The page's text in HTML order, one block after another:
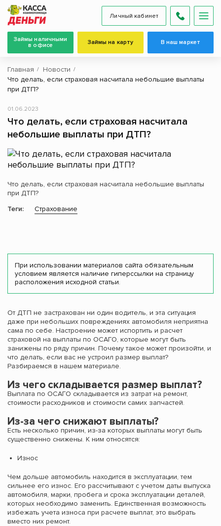
Личный кабинет
Займы наличными
в офисе
Займы на карту В наш маркет
Главная
Новости
Что делать, если страховая насчитала небольшие выплаты
при ДТП?
Что делать, если страховая насчитала
небольшие выплаты при ДТП?
01.06.2023
Что делать, если страховая насчитала небольшие выплаты
при ДТП?
Теги:
Страхование
При использовании материалов сайта обязательным
условием является наличие гиперссылки на страницу
расположения исходной статьи.
От ДТП не застрахован ни один водитель, и эта ситуация
даже при небольших повреждениях автомобиля неприятна
сама по себе. Настроение может испортить и расчет
страховой на выплаты по ОСАГО, которые могут быть
занижены по ряду причин. Почему такое может произойти, и
что делать, если вас не устроил размер выплат?
Разбираемся в нашем материале.
Из чего складывается размер выплат?
Выплата по ОСАГО складывается из затрат на ремонт,
стоимости расходников и стоимости самих запчастей.
Из-за чего снижают выплаты?
Есть несколько причин, из-за которых выплаты могут быть
существенно снижены. К ним относятся:
Износ
Чем дольше автомобиль находится в эксплуатации, тем
сильнее его износ. Его рассчитывают с учетом даты выпуска
автомобиля, марки, пробега и срока эксплуатации деталей,
которых необходимо заменить. Единственная возможность
избежать учета износа при расчете выплат, это выбрать
вместо них ремонт.